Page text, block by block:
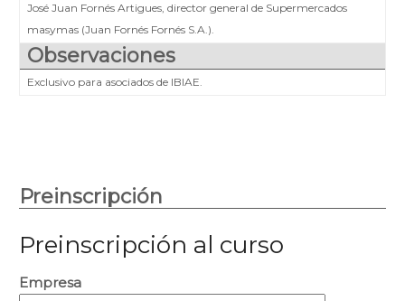
José Juan Fornés Artigues, director general de Supermercados
masymas (Juan Fornés Fornés S.A.).
Observaciones
Exclusivo para asociados de IBIAE.
Preinscripción
Preinscripción al curso
Empresa